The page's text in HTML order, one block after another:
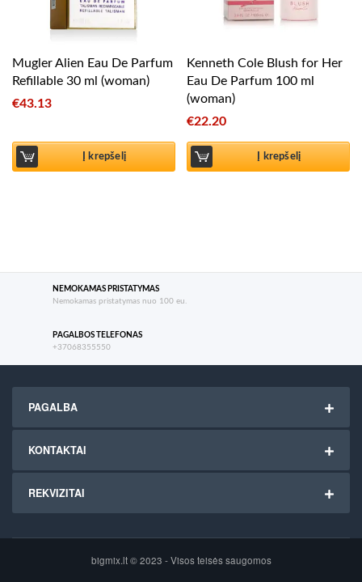
Mugler Alien Eau De Parfum
Refillable 30 ml (woman)
€43.13
Į krepšelį
Kenneth Cole Blush for Her
Eau De Parfum 100 ml
(woman)
€22.20
Į krepšelį
NEMOKAMAS PRISTATYMAS
Nemokamas pristatymas nuo 100 eu.
PAGALBOS TELEFONAS
+37068355550
PAGALBA
KONTAKTAI
REKVIZITAI
bigmix.lt © 2023 - Visos teisės saugomos